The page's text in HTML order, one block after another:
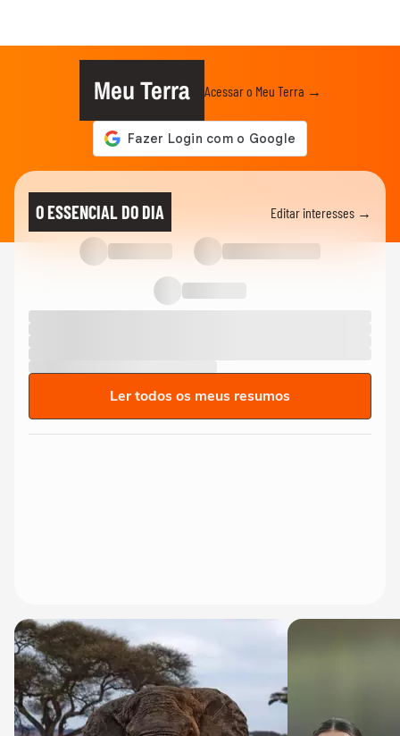
Meu Terra Acessar o Meu Terra →
O ESSENCIAL DO DIA Editar interesses →
Ler todos os meus resumos